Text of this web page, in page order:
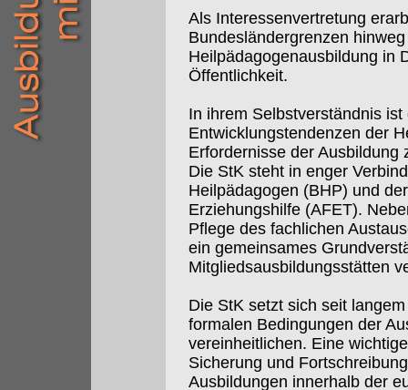
Als Interessenvertretung
Bundesländergrenzen
Heilpädagogenausbildung in
Öffentlichkeit.
In ihrem Selbstverständnis
Entwicklungstendenzen der
Erfordernisse der Ausbildung
Die StK steht in enger
Heilpädagogen (BHP) und
Erziehungshilfe (AFET).
Pflege des fachlichen
ein gemeinsames
Mitgliedsausbildungsstätten
Die StK setzt sich seit
formalen Bedingungen der
vereinheitlichen. Eine
Sicherung und
Ausbildungen innerhalb der